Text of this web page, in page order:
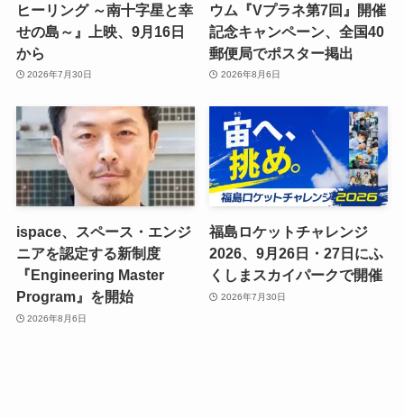
ヒーリング ～南十字星と幸
せの島～』上映、9月16日
から
2026年7月30日
ウム『Vプラネ第7回』開催
記念キャンペーン、全国40
郵便局でポスター掲出
2026年8月6日
ispace、スペース・エンジ
ニアを認定する新制度
『Engineering Master
Program』を開始
2026年8月6日
福島ロケットチャレンジ
2026、9月26日・27日にふ
くしまスカイパークで開催
2026年7月30日